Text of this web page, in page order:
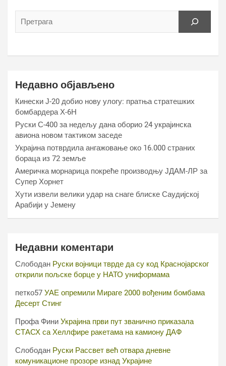
Недавно објављено
Кинески Ј-20 добио нову улогу: пратња стратешких
бомбардера Х-6Н
Руски С-400 за недељу дана оборио 24 украјинска
авиона новом тактиком заседе
Украјина потврдила ангажовање око 16.000 страних
бораца из 72 земље
Америчка морнарица покреће производњу ЈДАМ-ЛР за
Супер Хорнет
Хути извели велики удар на снаге блиске Саудијској
Арабији у Јемену
Недавни коментари
Слободан Руски војници тврде да су код Краснојарског
открили пољске борце у НАТО униформама
петко57 УАЕ опремили Мираге 2000 вођеним бомбама
Десерт Стинг
Профа Фини Украјина први пут званично приказала
СТАСХ са Хеллфире ракетама на камиону ДАФ
Слободан Руски Рассвет већ отвара дневне
комуникационе прозоре изнад Украјине